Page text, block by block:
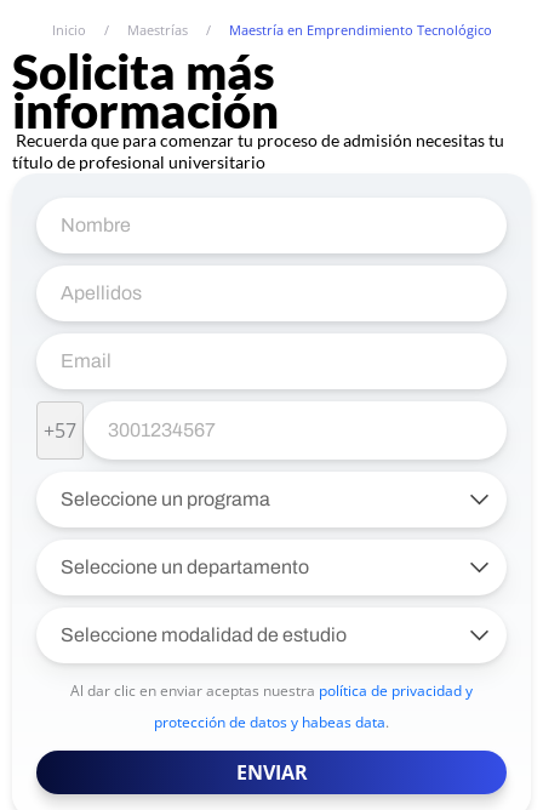
Inicio / Maestrías / Maestría en Emprendimiento Tecnológico
Solicita más
información
Recuerda que para comenzar tu proceso de admisión necesitas tu
título de profesional universitario
+57
Al dar clic en enviar aceptas nuestra política de privacidad y
protección de datos y habeas data.
ENVIAR